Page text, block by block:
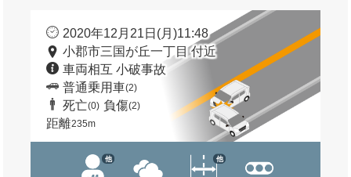
2020年12月21日(月)11:48
小郡市三国が丘一丁目 付近
車両相互 小破事故
普通乗用車(2)
死亡(0) 負傷(2)
距離235m
他 他